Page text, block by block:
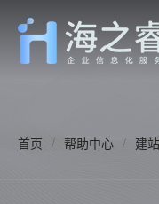
首页 / 帮助中心 / 建